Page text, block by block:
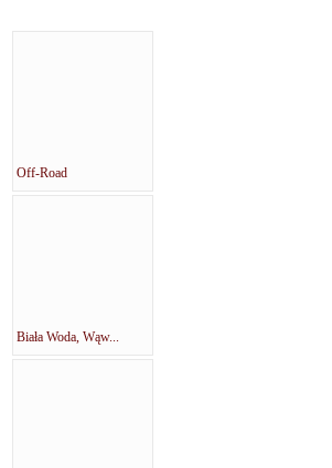
Off-Road
Biała Woda, Wąw...